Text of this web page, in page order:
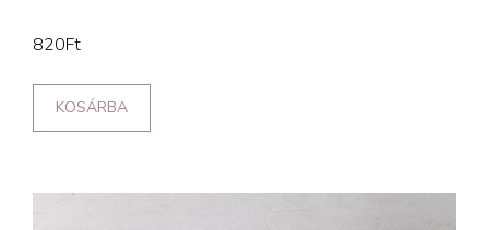
820Ft
KOSÁRBA